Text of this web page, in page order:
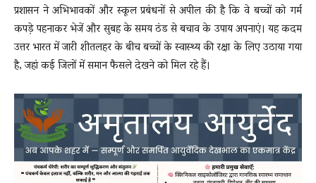
प्रशासन ने अभिभावकों और स्कूल प्रबंधनों से अपील की है कि वे बच्चों को गर्म
कपड़े पहनाकर भेजें और सुबह के समय ठंड से बचाव के उपाय अपनाएं। यह कदम
उत्तर भारत में जारी शीतलहर के बीच बच्चों के स्वास्थ्य की रक्षा के लिए उठाया गया
है, जहां कई जिलों में समान फैसले देखने को मिल रहे हैं।